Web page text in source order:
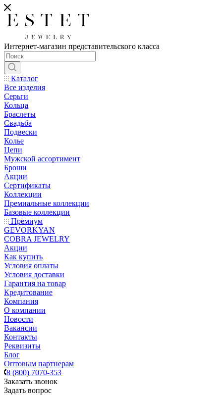
Интернет-магазин представительского класса
Каталог
Все изделия
Серьги
Кольца
Браслеты
Свадьба
Подвески
Колье
Цепи
Мужской ассортимент
Броши
Акции
Сертификаты
Коллекции
Премиальные коллекции
Базовые коллекции
Премиум
GEVORKYAN
COBRA JEWELRY
Акции
Как купить
Условия оплаты
Условия доставки
Гарантия на товар
Кредитование
Компания
О компании
Новости
Вакансии
Контакты
Реквизиты
Блог
Оптовым партнерам
8 (800) 7070-353
Заказать звонок
Задать вопрос